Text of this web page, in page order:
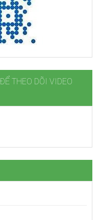
THEO DÕI VIDEO